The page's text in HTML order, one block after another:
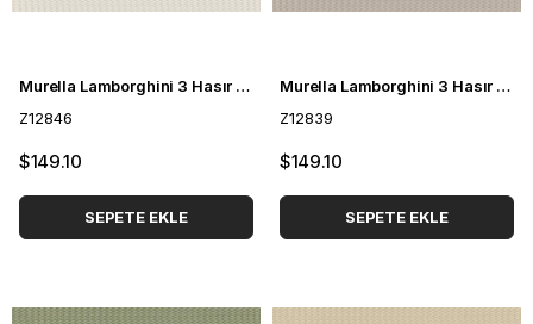
Murella Lamborghini 3 Hasır Desenli Duvar Kağıdı Z12846
Z12846
$149.10
SEPETE EKLE
Murella Lamborghini 3 Hasır Desenli Duvar Kağıdı Z12839
Z12839
$149.10
SEPETE EKLE